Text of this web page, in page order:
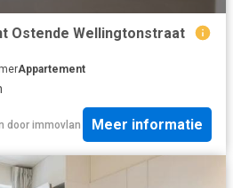
Ostende Wellingtonstraat
Appartement
door immovlan Meer informatie